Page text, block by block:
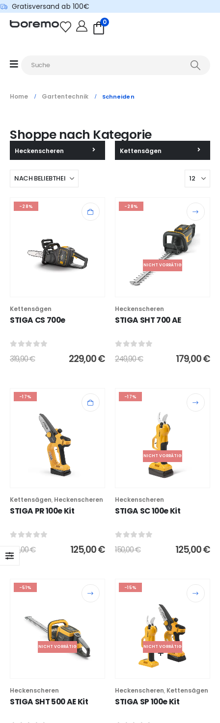
Gratisversand ab 100€
0
Home Gartentechnik Schneiden
Shoppe nach Kategorie
Heckenscheren Kettensägen
-28%
Kettensägen
STIGA CS 700e
319,90€ 229,00€
-28%
NICHT VORRÄTIG
Heckenscheren
STIGA SHT 700 AE
249,90€ 179,00€
-17%
Kettensägen, Heckenscheren
STIGA PR 100e Kit
150,00€ 125,00€
-17%
NICHT VORRÄTIG
Heckenscheren
STIGA SC 100e Kit
150,00€ 125,00€
-51%
NICHT VORRÄTIG
Heckenscheren
STIGA SHT 500 AE Kit
-15%
NICHT VORRÄTIG
Heckenscheren, Kettensägen
STIGA SP 100e Kit